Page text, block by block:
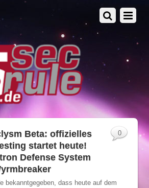
Beta: offizielles
startet heute!
Defense System
bekanntgegeben, dass heute auf dem
0